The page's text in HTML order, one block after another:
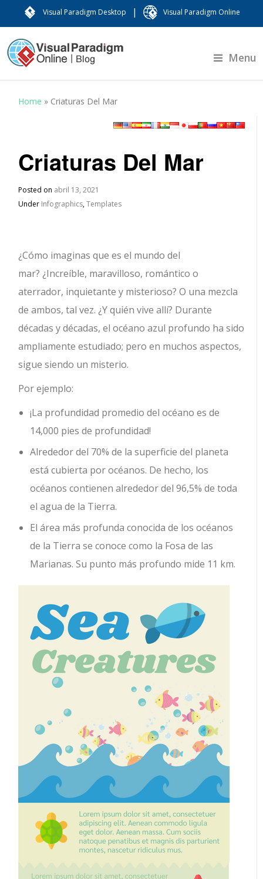
Visual Paradigm Desktop | Visual Paradigm Online
Menu
Home » Criaturas Del Mar
Criaturas Del Mar
Posted on abril 13, 2021
Under Infographics,Templates
¿Cómo imaginas que es el mundo del
mar? ¿Increíble, maravilloso, romántico o
aterrador, inquietante y misterioso? O una mezcla
de ambos, tal vez. ¿Y quién vive allí? Durante
décadas y décadas, el océano azul profundo ha sido
ampliamente estudiado; pero en muchos aspectos,
sigue siendo un misterio.
Por ejemplo:
¡La profundidad promedio del océano es de
14,000 pies de profundidad!
Alrededor del 70% de la superficie del planeta
está cubierta por océanos. De hecho, los
océanos contienen alrededor del 96,5% de toda
el agua de la Tierra.
El área más profunda conocida de los océanos
de la Tierra se conoce como la Fosa de las
Marianas. Su punto más profundo mide 11 km.